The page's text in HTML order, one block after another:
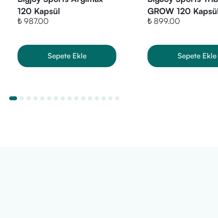
Yağ: 0 g |
Mikronize
Günde 1
Uyarı:
120 Kapsül
₺ 987.00
Sepete Ekle
GROW 120
₺ 899.00
Sepete Ekle